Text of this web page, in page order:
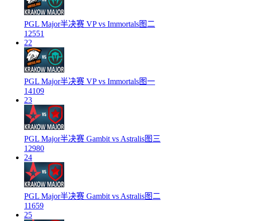
PGL Major半决赛 VP vs Immortals图二
12551
22
PGL Major半决赛 VP vs Immortals图一
14109
23
PGL Major半决赛 Gambit vs Astralis图三
12980
24
PGL Major半决赛 Gambit vs Astralis图二
11659
25